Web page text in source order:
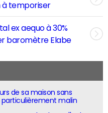
à temporiser
ex aequo à 30%
baromètre Elabe
de sa maison sans
malin